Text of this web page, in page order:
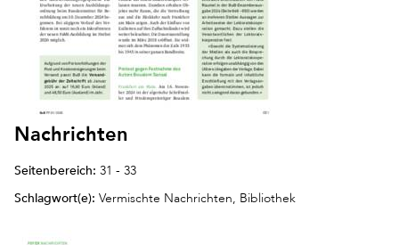
Nachrichten
Seitenbereich: 31 - 33
Schlagwort(e): Vermischte Nachrichten, Bibliothek